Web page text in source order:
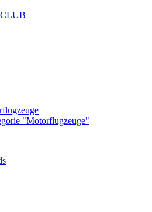
"Motorflugzeuge"